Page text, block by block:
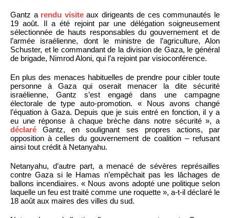
Gantz a rendu visiteaux dirigeants de ces communautés le
19 août. Il a été rejoint par une délégation soigneusement
sélectionnée de hauts responsables du gouvernement et de
l’armée israélienne, dont le ministre de l’agriculture, Alon
Schuster, et le commandant de la division de Gaza, le général
de brigade, Nimrod Aloni, qui l’a rejoint par visioconférence.
En plus des menaces habituelles de prendre pour cibler toute
personne à Gaza qui oserait menacer la dite sécurité
israélienne, Gantz s’est engagé dans une campagne
électorale de type auto-promotion. « Nous avons changé
l’équation à Gaza. Depuis que je suis entré en fonction, il y a
eu une réponse à chaque brèche dans notre sécurité », a
déclaré Gantz, en soulignant ses propres actions, par
opposition à celles du gouvernement de coalition – refusant
ainsi tout crédit à Netanyahu.
Netanyahu, d’autre part, a menacé de sévères représailles
contre Gaza si le Hamas n’empêchait pas les lâchages de
ballons incendiaires. « Nous avons adopté une politique selon
laquelle un feu est traité comme une roquette », a-t-il déclaré le
18 août aux maires des villes du sud.